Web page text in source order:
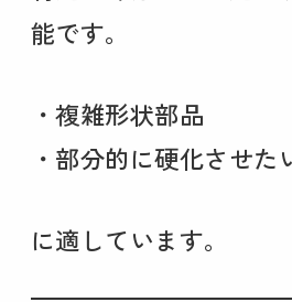
能です。
・複雑形状部品
・部分的に硬化させた
に適しています。